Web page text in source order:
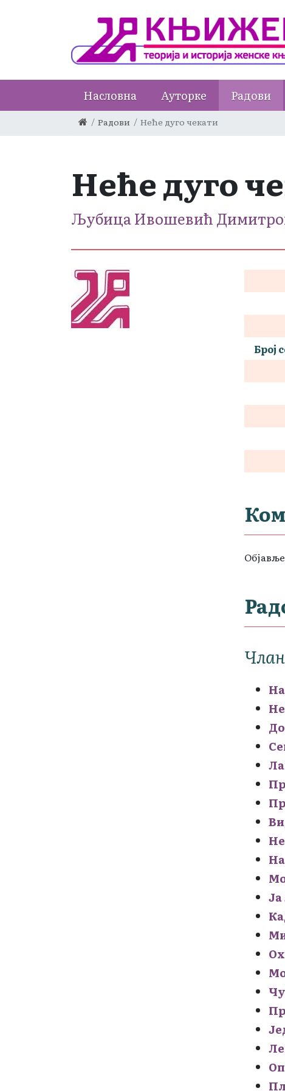
Насловна Ауторке Радови
Радови Неће дуго чекати
Неће дуго
Љубица Ивошевић
Број